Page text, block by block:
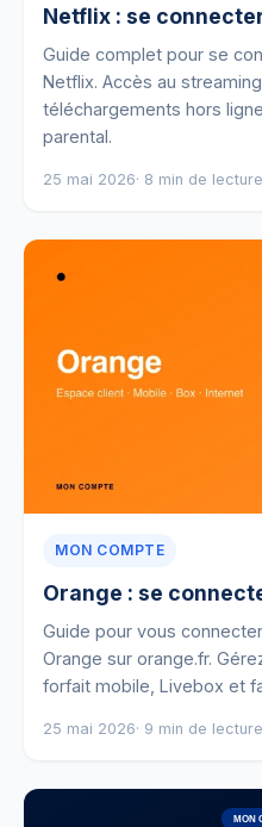
Netflix : se
Guide complet pour se
Netflix. Accès au
téléchargements hors
parental.
25 mai 2026· 8 min de lecture
MON COMPTE
Orange : se
Guide pour vous
Orange sur orange.fr.
forfait mobile, Livebox et
25 mai 2026· 9 min de lecture